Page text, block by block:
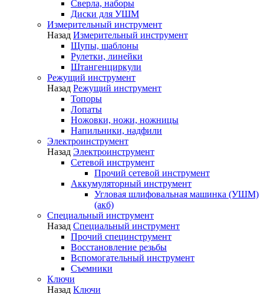
Сверла, наборы
Диски для УШМ
Измерительный инструмент
Назад Измерительный инструмент
Щупы, шаблоны
Рулетки, линейки
Штангенциркули
Режущий инструмент
Назад Режущий инструмент
Топоры
Лопаты
Ножовки, ножи, ножницы
Напильники, надфили
Электроинструмент
Назад Электроинструмент
Сетевой инструмент
Прочий сетевой инструмент
Аккумуляторный инструмент
Угловая шлифовальная машинка (УШМ)
(акб)
Специальный инструмент
Назад Специальный инструмент
Прочий специнструмент
Восстановление резьбы
Вспомогательный инструмент
Съемники
Ключи
Назад Ключи